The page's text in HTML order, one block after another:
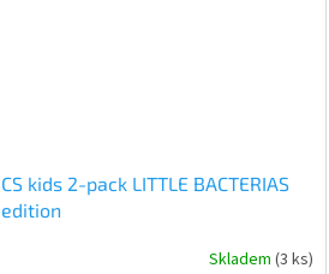
CS kids 2-pack LITTLE BACTERIAS
edition
Skladem (3 ks)